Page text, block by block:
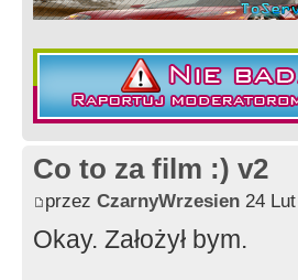
Co to za film :) v2
przez CzarnyWrzesien 24
Okay. Założył bym.